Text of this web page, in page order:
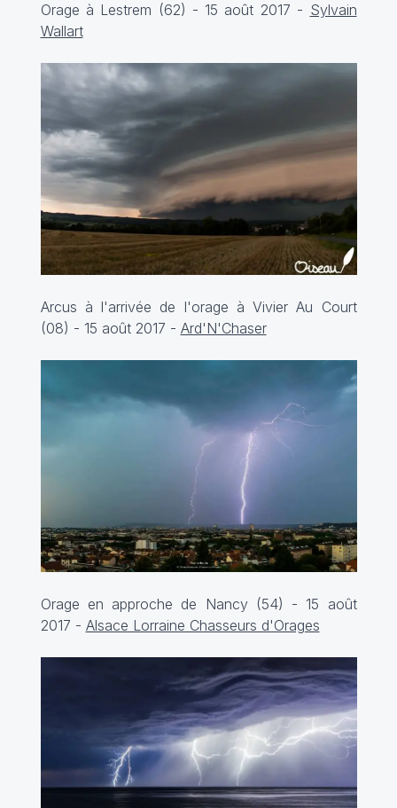
Orage à Lestrem (62) - 15 août 2017 - Sylvain
Wallart
Arcus à l'arrivée de l'orage à Vivier Au Court
(08) - 15 août 2017 - Ard'N'Chaser
Orage en approche de Nancy (54) - 15 août
2017 - Alsace Lorraine Chasseurs d'Orages